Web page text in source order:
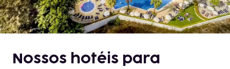
Nossos hotéis para